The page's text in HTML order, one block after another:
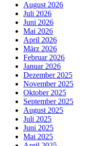
August 2026
Juli 2026
Juni 2026
Mai 2026
April 2026
März 2026
Februar 2026
Januar 2026
Dezember 2025
November 2025
Oktober 2025
September 2025
August 2025
Juli 2025
Juni 2025
Mai 2025